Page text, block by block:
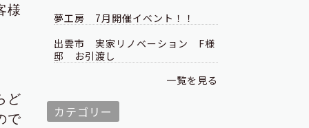
様
ど
で
夢工房 7月開催イベント！！
出雲市 実家リノベーション F様
邸 お引渡し
一覧を見る
カテゴリー